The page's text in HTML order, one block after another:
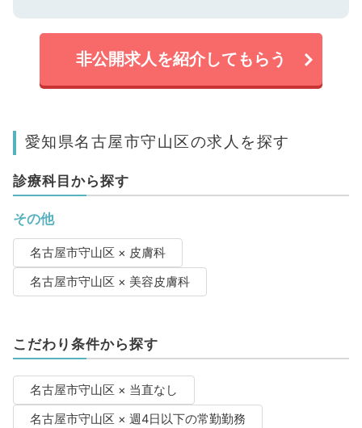
非公開求人を紹介してもらう
愛知県名古屋市守山区の求人を探す
診療科目から探す
その他
名古屋市守山区 × 皮膚科
名古屋市守山区 × 美容皮膚科
こだわり条件から探す
名古屋市守山区 × 当直なし
名古屋市守山区 × 週4日以下の常勤勤務